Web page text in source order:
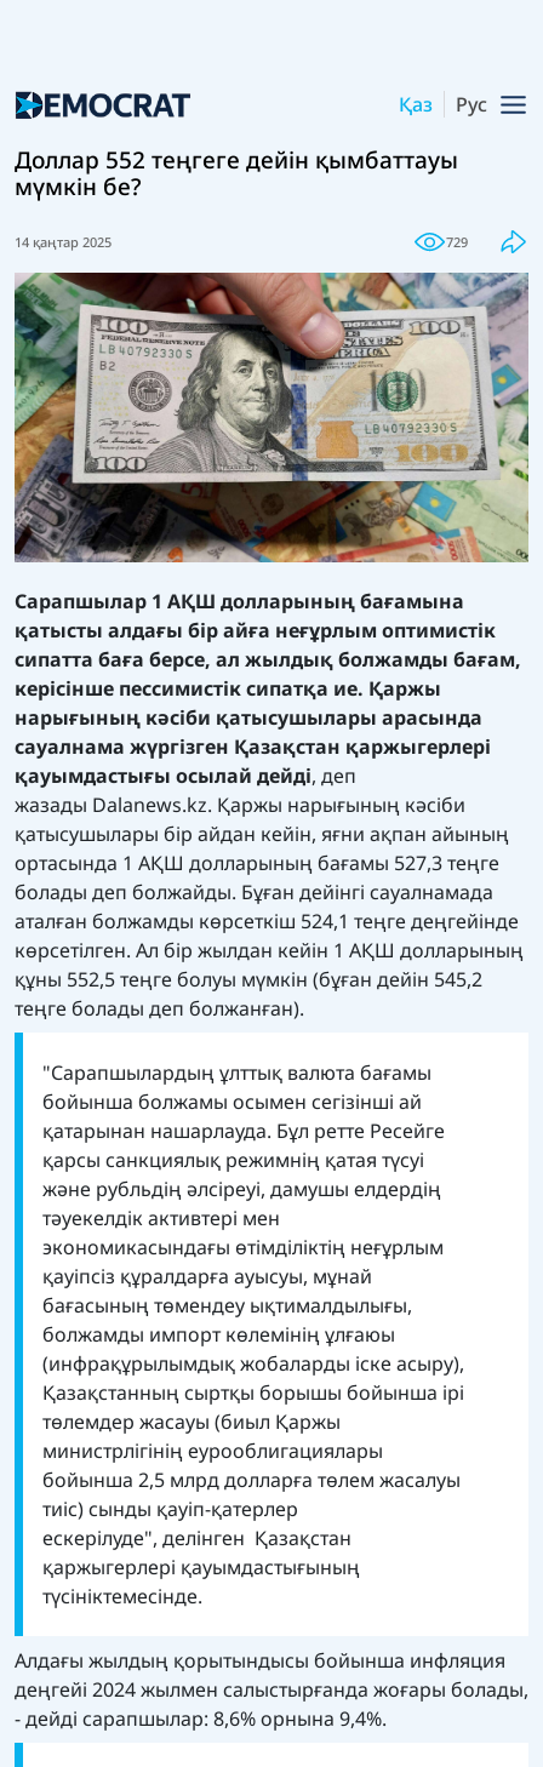
Қаз Рус
Доллар 552 теңгеге дейін қымбаттауы
мүмкін бе?
14 қаңтар 2025 729
Сарапшылар 1 АҚШ долларының бағамына
қатысты алдағы бір айға неғұрлым оптимистік
сипатта баға берсе, ал жылдық болжамды бағам,
керісінше пессимистік сипатқа ие. Қаржы
нарығының кәсіби қатысушылары арасында
сауалнама жүргізген Қазақстан қаржыгерлері
қауымдастығы осылай дейді, деп
жазады Dalanews.kz. Қаржы нарығының кәсіби
қатысушылары бір айдан кейін, яғни ақпан айының
ортасында 1 АҚШ долларының бағамы 527,3 теңге
болады деп болжайды. Бұған дейінгі сауалнамада
аталған болжамды көрсеткіш 524,1 теңге деңгейінде
көрсетілген. Ал бір жылдан кейін 1 АҚШ долларының
құны 552,5 теңге болуы мүмкін (бұған дейін 545,2
теңге болады деп болжанған).
"Сарапшылардың ұлттық валюта бағамы
бойынша болжамы осымен сегізінші ай
қатарынан нашарлауда. Бұл ретте Ресейге
қарсы санкциялық режимнің қатая түсуі
және рубльдің әлсіреуі, дамушы елдердің
тәуекелдік активтері мен
экономикасындағы өтімділіктің неғұрлым
қауіпсіз құралдарға ауысуы, мұнай
бағасының төмендеу ықтималдылығы,
болжамды импорт көлемінің ұлғаюы
(инфрақұрылымдық жобаларды іске асыру),
Қазақстанның сыртқы борышы бойынша ірі
төлемдер жасауы (биыл Қаржы
министрлігінің еурооблигациялары
бойынша 2,5 млрд долларға төлем жасалуы
тиіс) сынды қауіп-қатерлер
ескерілуде", делінген Қазақстан
қаржыгерлері қауымдастығының
түсініктемесінде.
Алдағы жылдың қорытындысы бойынша инфляция
деңгейі 2024 жылмен салыстырғанда жоғары болады,
- дейді сарапшылар: 8,6% орнына 9,4%.